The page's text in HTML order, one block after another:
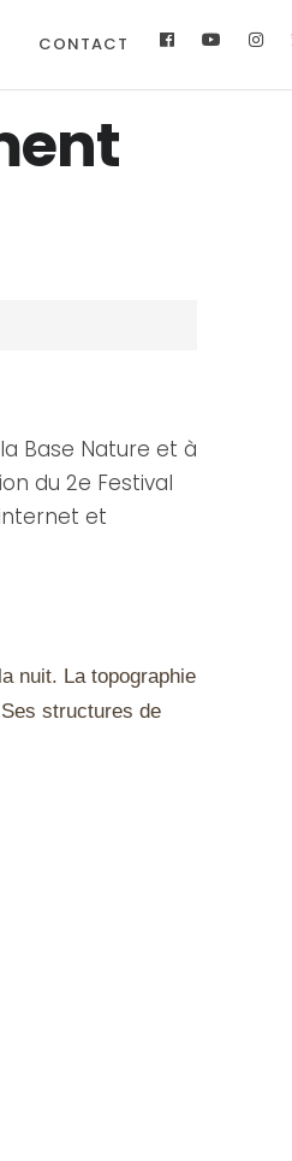
CONTACT
Base Nature et à
du 2e Festival
et
nuit. La topographie
structures de